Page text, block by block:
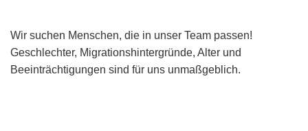
Wir suchen Menschen, die in unser Team passen!
Geschlechter, Migrationshintergründe, Alter und
Beeinträchtigungen sind für uns unmaßgeblich.